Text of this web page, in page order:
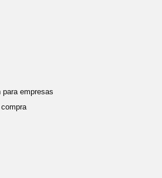
para empresas